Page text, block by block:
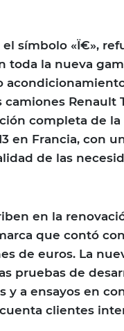
símbolo «Ï€»,
toda la nueva
Renault
completa de
en Francia, con
de las
en la
que contó
de euros. La
pruebas de
y a ensayos en
clientes